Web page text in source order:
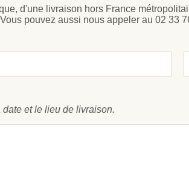
d'une livraison hors France
pouvez aussi nous appeler au 02 33
et le lieu de livraison.